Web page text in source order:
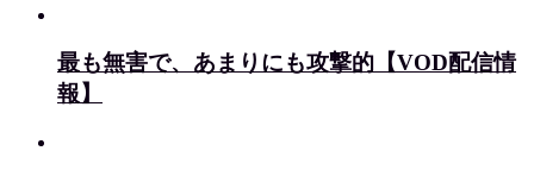
最も無害で、あまりにも攻撃的【VOD配信情
報】